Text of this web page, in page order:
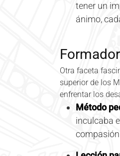
tener un
ánimo,
Otra faceta
superior de los
enfrentar los
Método
inculcaba